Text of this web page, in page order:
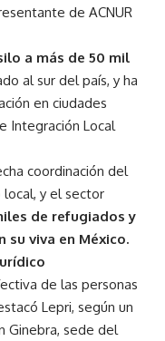
de ACNUR
a más de 50 mil
al sur del país, y ha
en ciudades
Integración Local
coordinación del
y el sector
de refugiados y
viva en México.
de las personas
Lepri, según un
Ginebra, sede del